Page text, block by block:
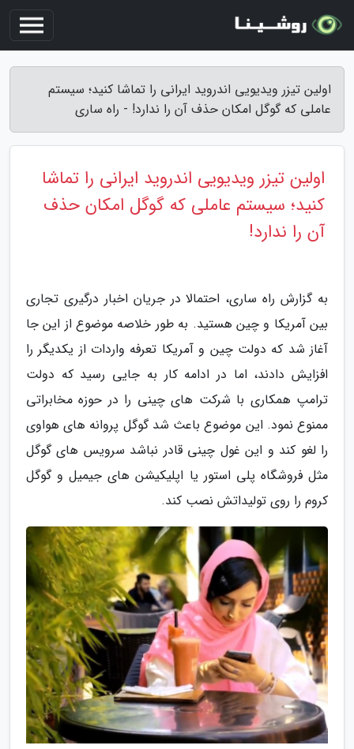
اولین تیزر ویدیویی اندروید ایرانی را تماشا کنید؛ سیستم
عاملی که گوگل امکان حذف آن را ندارد! - راه ساری
اولین تیزر ویدیویی اندروید ایرانی را تماشا
کنید؛ سیستم عاملی که گوگل امکان حذف
آن را ندارد!
به گزارش راه ساری، احتمالا در جریان اخبار درگیری تجاری
بین آمریکا و چین هستید. به طور خلاصه موضوع از این جا
آغاز شد که دولت چین و آمریکا تعرفه واردات از یکدیگر را
افزایش دادند، اما در ادامه کار به جایی رسید که دولت
ترامپ همکاری با شرکت های چینی را در حوزه مخابراتی
ممنوع نمود. این موضوع باعث شد گوگل پروانه های هواوی
را لغو کند و این غول چینی قادر نباشد سرویس های گوگل
مثل فروشگاه پلی استور یا اپلیکیشن های جیمیل و گوگل
کروم را روی تولیداتش نصب کند.